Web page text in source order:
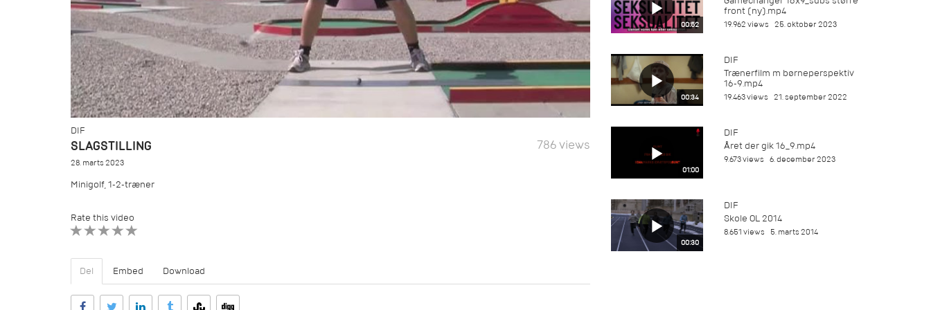
DIF
SLAGSTILLING 786 views
28. marts 2023
Minigolf, 1-2-træner
Rate this video
Del Embed Download
00:52
front (ny).mp4
19.962 views 25. oktober 2023
00:34
DIF
Trænerfilm m børneperspektiv
16-9.mp4
19.463 views 21. september 2022
01:00
DIF
Året der gik 16_9.mp4
9.673 views 6. december 2023
00:30
DIF
Skole OL 2014
8.651 views 5. marts 2014